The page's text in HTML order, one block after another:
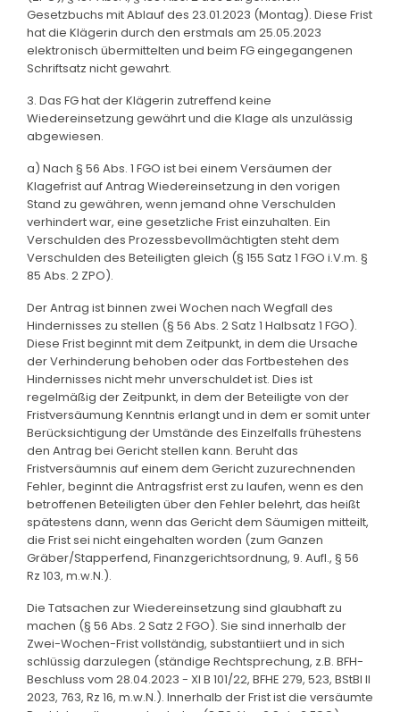
Gesetzbuchs mit Ablauf des 23.01.2023 (Montag). Diese Frist
hat die Klägerin durch den erstmals am 25.05.2023
elektronisch übermittelten und beim FG eingegangenen
Schriftsatz nicht gewahrt.
3. Das FG hat der Klägerin zutreffend keine
Wiedereinsetzung gewährt und die Klage als unzulässig
abgewiesen.
a) Nach § 56 Abs. 1 FGO ist bei einem Versäumen der
Klagefrist auf Antrag Wiedereinsetzung in den vorigen
Stand zu gewähren, wenn jemand ohne Verschulden
verhindert war, eine gesetzliche Frist einzuhalten. Ein
Verschulden des Prozessbevollmächtigten steht dem
Verschulden des Beteiligten gleich (§ 155 Satz 1 FGO i.V.m. §
85 Abs. 2 ZPO).
Der Antrag ist binnen zwei Wochen nach Wegfall des
Hindernisses zu stellen (§ 56 Abs. 2 Satz 1 Halbsatz 1 FGO).
Diese Frist beginnt mit dem Zeitpunkt, in dem die Ursache
der Verhinderung behoben oder das Fortbestehen des
Hindernisses nicht mehr unverschuldet ist. Dies ist
regelmäßig der Zeitpunkt, in dem der Beteiligte von der
Fristversäumung Kenntnis erlangt und in dem er somit unter
Berücksichtigung der Umstände des Einzelfalls frühestens
den Antrag bei Gericht stellen kann. Beruht das
Fristversäumnis auf einem dem Gericht zuzurechnenden
Fehler, beginnt die Antragsfrist erst zu laufen, wenn es den
betroffenen Beteiligten über den Fehler belehrt, das heißt
spätestens dann, wenn das Gericht dem Säumigen mitteilt,
die Frist sei nicht eingehalten worden (zum Ganzen
Gräber/Stapperfend, Finanzgerichtsordnung, 9. Aufl., § 56
Rz 103, m.w.N.).
Die Tatsachen zur Wiedereinsetzung sind glaubhaft zu
machen (§ 56 Abs. 2 Satz 2 FGO). Sie sind innerhalb der
Zwei-Wochen-Frist vollständig, substantiiert und in sich
schlüssig darzulegen (ständige Rechtsprechung, z.B. BFH-
Beschluss vom 28.04.2023 - XI B 101/22, BFHE 279, 523, BStBl II
2023, 763, Rz 16, m.w.N.). Innerhalb der Frist ist die versäumte